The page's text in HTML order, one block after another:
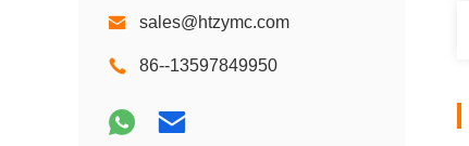
sales@htzymc.com
86--13597849950